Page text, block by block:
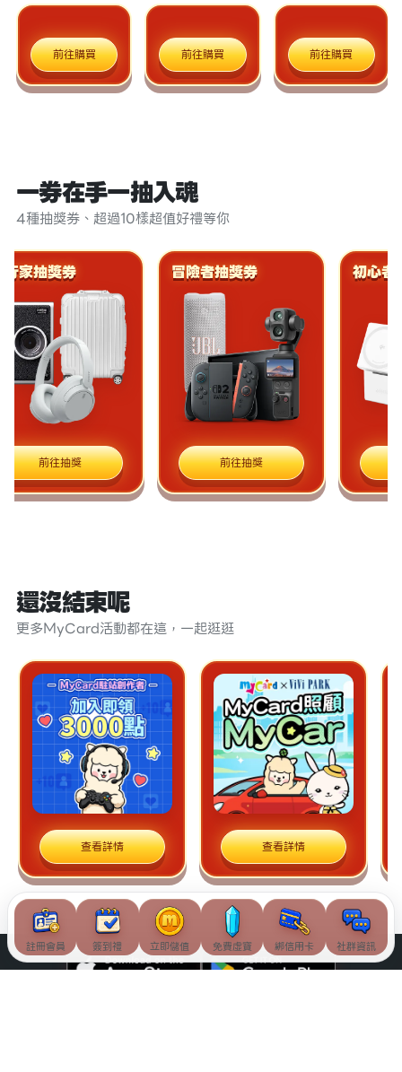
前往購買 前往購買 前往購買
一券在手一抽入魂
4種抽獎券、超過10樣超值好禮等你
抽獎券
前往抽獎
冒險者抽獎券
前往抽獎
初心者抽
前
還沒結束呢
更多MyCard活動都在這，一起逛逛
查看詳情 查看詳情
註冊會員 簽到禮 立即儲值 免費虛寶 綁信用卡 社群資訊